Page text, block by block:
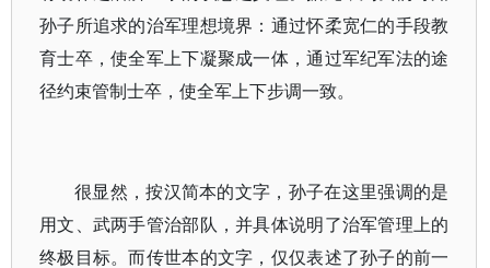
孙子所追求的治军理想境界：通过怀柔宽仁的手段教
育士卒，使全军上下凝聚成一体，通过军纪军法的途
径约束管制士卒，使全军上下步调一致。
很显然，按汉简本的文字，孙子在这里强调的是
用文、武两手管治部队，并具体说明了治军管理上的
终极目标。而传世本的文字，仅仅表述了孙子的前一